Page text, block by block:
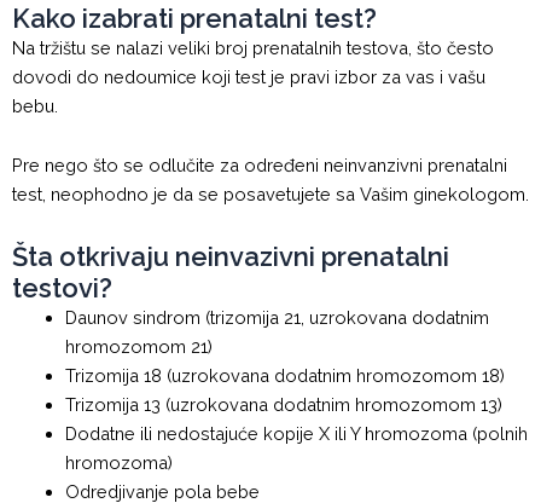
Kako izabrati prenatalni test?
Na tržištu se nalazi veliki broj prenatalnih testova, što često
dovodi do nedoumice koji test je pravi izbor za vas i vašu
bebu.
Pre nego što se odlučite za određeni neinvanzivni prenatalni
test, neophodno je da se posavetujete sa Vašim ginekologom.
Šta otkrivaju neinvazivni prenatalni
testovi?
Daunov sindrom (trizomija 21, uzrokovana dodatnim
hromozomom 21)
Trizomija 18 (uzrokovana dodatnim hromozomom 18)
Trizomija 13 (uzrokovana dodatnim hromozomom 13)
Dodatne ili nedostajuće kopije X ili Y hromozoma (polnih
hromozoma)
Odredjivanje pola bebe